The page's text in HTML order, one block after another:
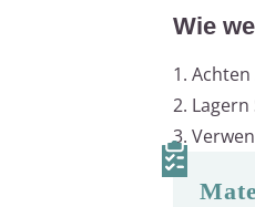
Wie
1.
2.
3.